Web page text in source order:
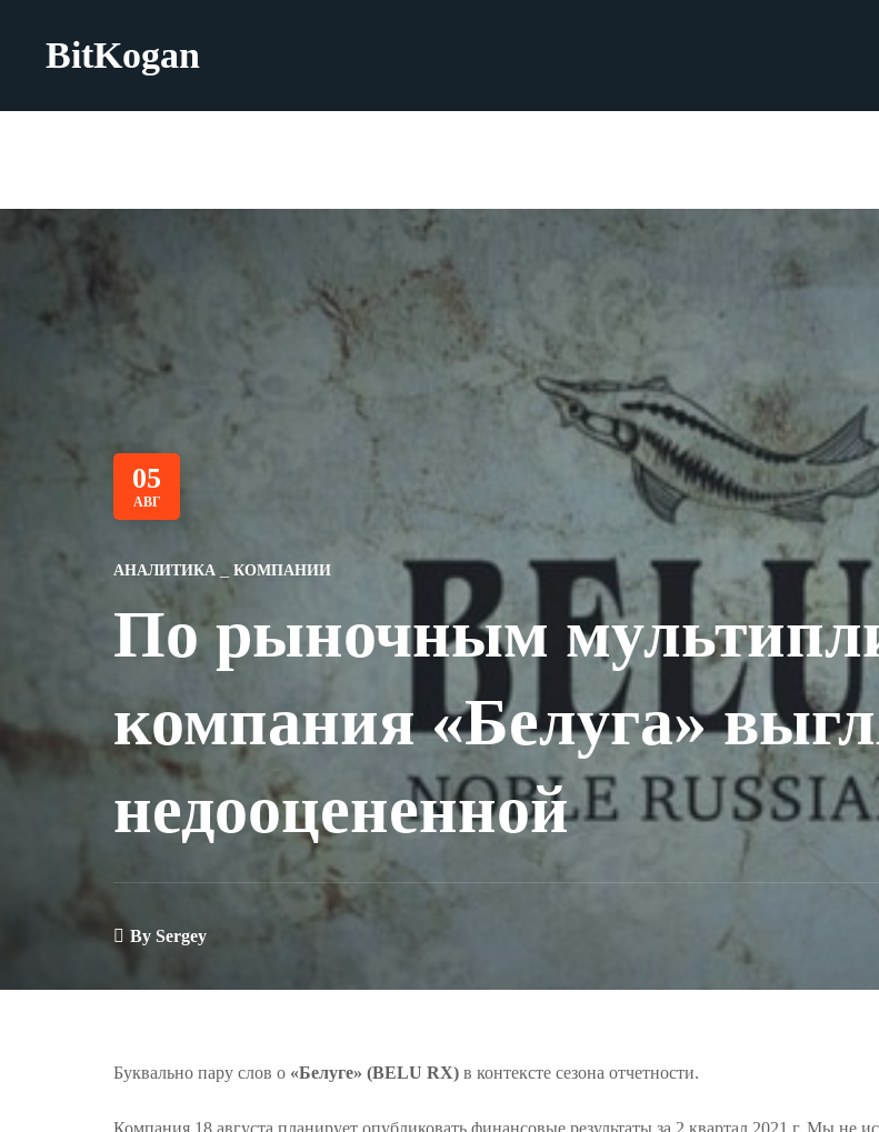
BitKogan
05
АВГ
АНАЛИТИКА КОМПАНИИ
По рыночным
компания «Белуга»
недооцененной
By Sergey
Буквально пару слов о «Белуге» (BELU RX) в контексте сезона отчетности.
Компания 18 августа планирует опубликовать финансовые результаты за 2 квартал 2021 г. Мы не